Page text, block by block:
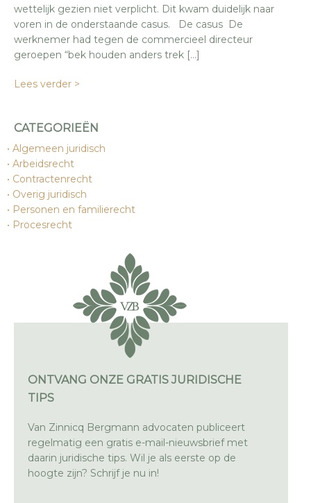
wettelijk gezien niet verplicht. Dit kwam duidelijk naar
voren in de onderstaande casus. De casus De
werknemer had tegen de commercieel directeur
geroepen “bek houden anders trek […]
Lees verder >
CATEGORIEËN
Algemeen juridisch
Arbeidsrecht
Contractenrecht
Overig juridisch
Personen en familierecht
Procesrecht
ONTVANG ONZE GRATIS JURIDISCHE
TIPS
Van Zinnicq Bergmann advocaten publiceert
regelmatig een gratis e-mail-nieuwsbrief met
daarin juridische tips. Wil je als eerste op de
hoogte zijn? Schrijf je nu in!